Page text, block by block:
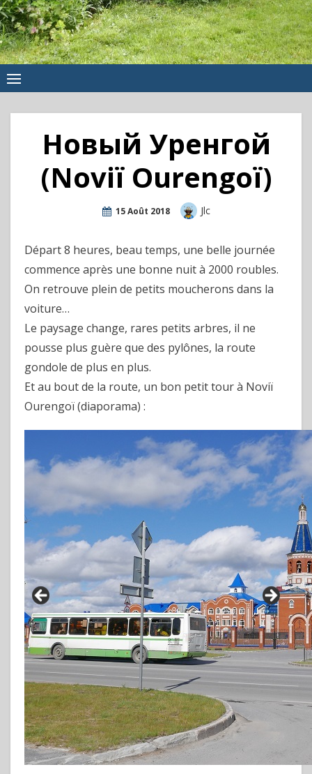
Новый Уренгой
(Noviï Ourengoï)
Posted
15 Août 2018 Author
Jlc
Départ 8 heures, beau temps, une belle journée
commence après une bonne nuit à 2000 roubles.
On retrouve plein de petits moucherons dans la
voiture…
Le paysage change, rares petits arbres, il ne
pousse plus guère que des pylônes, la route
gondole de plus en plus.
Et au bout de la route, un bon petit tour à Noviï
Ourengoï (diaporama) :